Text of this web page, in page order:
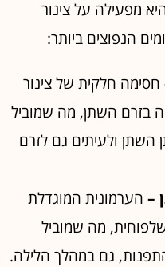
מפעילה על צינור
הנפוצים ביותר:
חסימה חלקית של צינור
בזרם השתן, מה שמוביל
ולעיתים גם לזרם
–הערמונית המוגדלת
מה שמוביל
גם במהלך הלילה.